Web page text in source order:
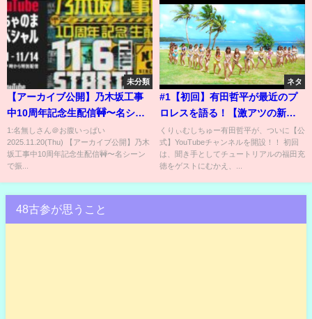
未分類
【アーカイブ公開】乃木坂工事
中10周年記念生配信🚧〜名シー
ンで振り返る！笑いと涙の3時間
SP〜
1:名無しさん＠お腹いっぱい
2025.11.20(Thu) 【アーカイブ公開】乃木
坂工事中10周年記念生配信🚧〜名シーン
で振...
ネタ
#1【初回】有田哲平が最近のプ
ロレスを語る！【激アツの新日
本vsNOAH対抗戦】
くりぃむしちゅー有田哲平が、ついに【公
式】YouTubeチャンネルを開設！！ 初回
は、聞き手としてチュートリアルの福田充
徳をゲストにむかえ、...
48古参が思うこと